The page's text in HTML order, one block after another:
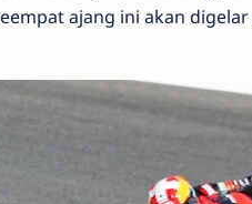
ajang ini akan digelar